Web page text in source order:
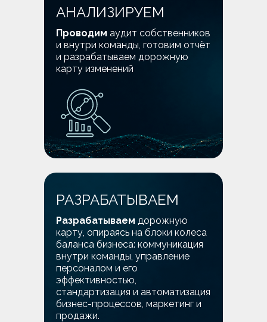
РАЗРАБАТЫВАЕМ
Разрабатываем дорожную
карту, опираясь на блоки колеса
баланса бизнеса: коммуникация
внутри команды, управление
персоналом и его
эффективностью,
стандартизация и автоматизация
бизнес-процессов, маркетинг и
продажи.
АНАЛИЗИРУЕМ
Проводим аудит собственников
и внутри команды, готовим отчёт
и разрабатываем дорожную
карту изменений